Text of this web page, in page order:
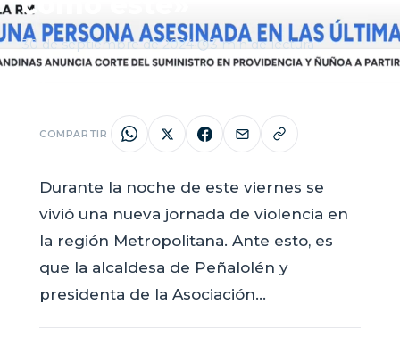
30 de septiembre de 2024· 3 min de lectura
COMPARTIR
Durante la noche de este viernes se
vivió una nueva jornada de violencia en
la región Metropolitana. Ante esto, es
que la alcaldesa de Peñalolén y
presidenta de la Asociación…